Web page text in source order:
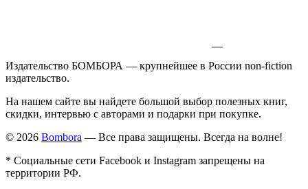
Издательство БОМБОРА — крупнейшее в России non-fiction
издательство.
На нашем сайте вы найдете большой выбор полезных книг,
скидки, интервью с авторами и подарки при покупке.
© 2026 Bombora — Все права защищены. Всегда на волне!
* Социальные сети Facebook и Instagram запрещены на
территории РФ.